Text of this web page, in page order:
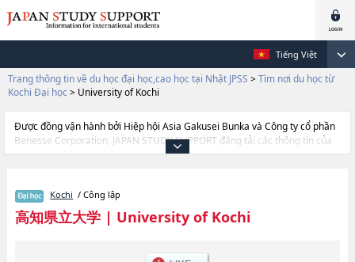
Tiếng Việt
Trang thông tin về du học đại học,cao học tại Nhật JPSS > Tìm nơi du học từ
Kochi Đại học > University of Kochi
Được đồng vận hành bởi Hiệp hội Asia Gakusei Bunka và Công ty cổ phần
Benesse Corporation, JAPAN STUDY SUPPORT đăng tải các thông tin của
khoảng 1.300 trường đại học, cao học, trường đại học ngắn hạn, trường
cần thiết dành cho du học sinh, như là về các Ngành Cultural
StudieshoặcNgành Social WelfarehoặcNgành NursinghoặcNgành
Nutrition, thông tin về từng ngành học, thông tin liên quan đến thi tuyển
Kochi / Công lập
高知県立大学| University of Kochi